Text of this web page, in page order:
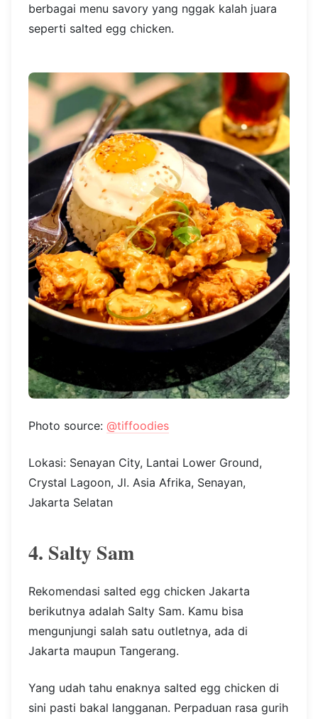
berbagai menu savory yang nggak kalah juara
seperti salted egg chicken.
Photo source: @tiffoodies
Lokasi: Senayan City, Lantai Lower Ground,
Crystal Lagoon, Jl. Asia Afrika, Senayan,
Jakarta Selatan
4. Salty Sam
Rekomendasi salted egg chicken Jakarta
berikutnya adalah Salty Sam. Kamu bisa
mengunjungi salah satu outletnya, ada di
Jakarta maupun Tangerang.
Yang udah tahu enaknya salted egg chicken di
sini pasti bakal langganan. Perpaduan rasa gurih